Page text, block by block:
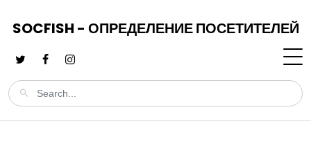
SOCFISH - ОПРЕДЕЛЕНИЕ ПОСЕТИТЕЛЕЙ